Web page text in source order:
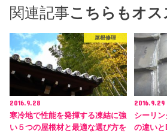
関連記事こちらもオス
屋根修理
2016.9.28
寒冷地で性能を発揮する凍結に強
い５つの屋根材と最適な選び方を
2016.9.29
シーリ
の違い